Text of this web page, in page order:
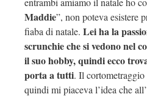
Maddie”, non poteva esistere
fiaba di natale. Lei ha la
scrunchie che si vedono nel
il suo hobby, quindi ecco
porta a tutti. Il cortometraggio
quindi mi piaceva l’idea che